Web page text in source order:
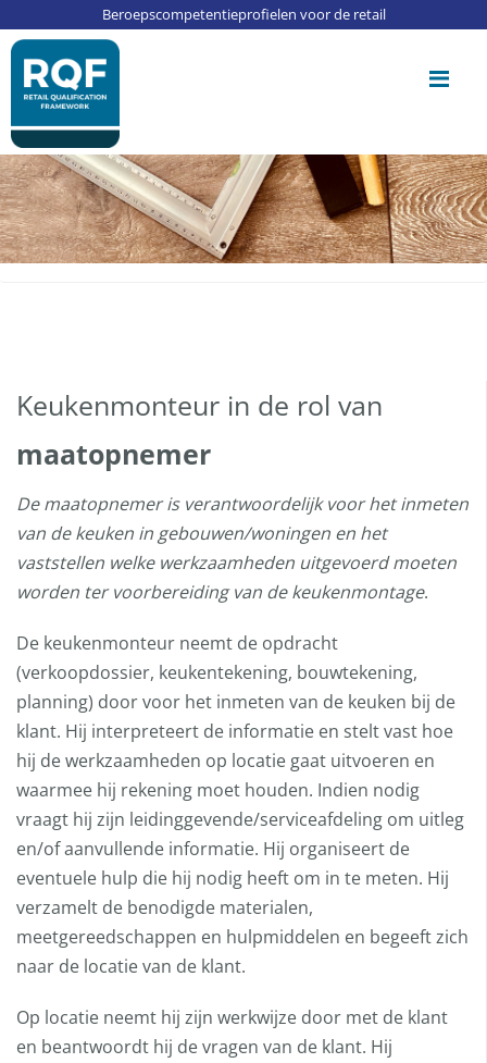
Update cookies preferences
Beroepscompetentieprofielen voor de retail
Keukenmonteur in de rol van
maatopnemer
De maatopnemer is verantwoordelijk voor het inmeten
van de keuken in gebouwen/woningen en het
vaststellen welke werkzaamheden uitgevoerd moeten
worden ter voorbereiding van de keukenmontage.
De keukenmonteur neemt de opdracht
(verkoopdossier, keukentekening, bouwtekening,
planning) door voor het inmeten van de keuken bij de
klant. Hij interpreteert de informatie en stelt vast hoe
hij de werkzaamheden op locatie gaat uitvoeren en
waarmee hij rekening moet houden. Indien nodig
vraagt hij zijn leidinggevende/serviceafdeling om uitleg
en/of aanvullende informatie. Hij organiseert de
eventuele hulp die hij nodig heeft om in te meten. Hij
verzamelt de benodigde materialen,
meetgereedschappen en hulpmiddelen en begeeft zich
naar de locatie van de klant.
Op locatie neemt hij zijn werkwijze door met de klant
en beantwoordt hij de vragen van de klant. Hij